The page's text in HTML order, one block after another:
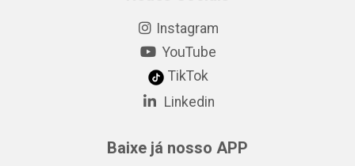
Instagram
YouTube
TikTok
Linkedin
Baixe já nosso APP